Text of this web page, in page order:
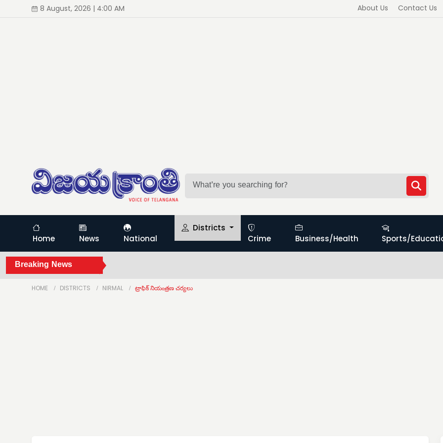
8 August, 2026 | 4:00 AM About Us Contact Us
Home News National
Districts
Crime
Business/Health Sports/
Breaking News
HOME DISTRICTS NIRMAL ట్రాఫిక్ నియంత్రణ చర్యలు